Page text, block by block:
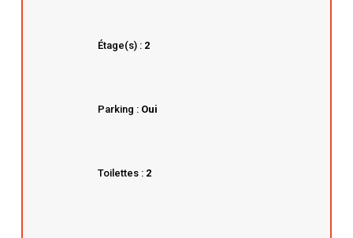
Étage(s) : 2
Parking : Oui
Toilettes : 2